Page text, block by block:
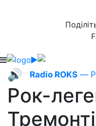
🔊 Radio ROKS —
Рок-